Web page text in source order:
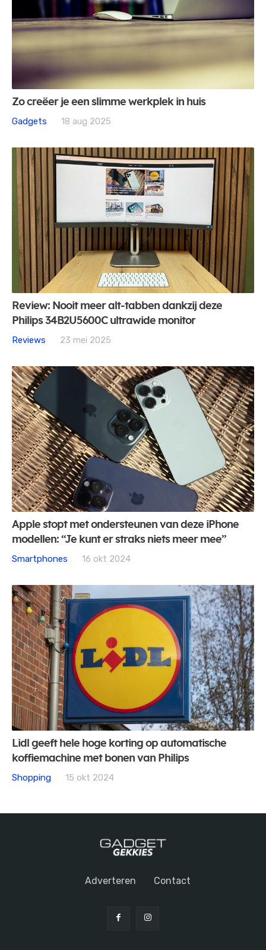
Zo creëer je een slimme werkplek in huis
Gadgets
18 aug 2025
Review: Nooit meer alt-tabben dankzij deze
Philips 34B2U5600C ultrawide monitor
Reviews
23 mei 2025
Apple stopt met ondersteunen van deze iPhone
modellen: “Je kunt er straks niets meer mee”
Smartphones
16 okt 2024
Lidl geeft hele hoge korting op automatische
koffiemachine met bonen van Philips
Shopping
15 okt 2024
Adverteren Contact